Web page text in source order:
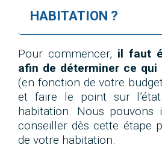
HABITATION ?
Pour commencer, il faut
afin de déterminer ce qui
(en fonction de votre
et faire le point sur
habitation. Nous pouvons
conseiller dès cette étape
de votre habitation.